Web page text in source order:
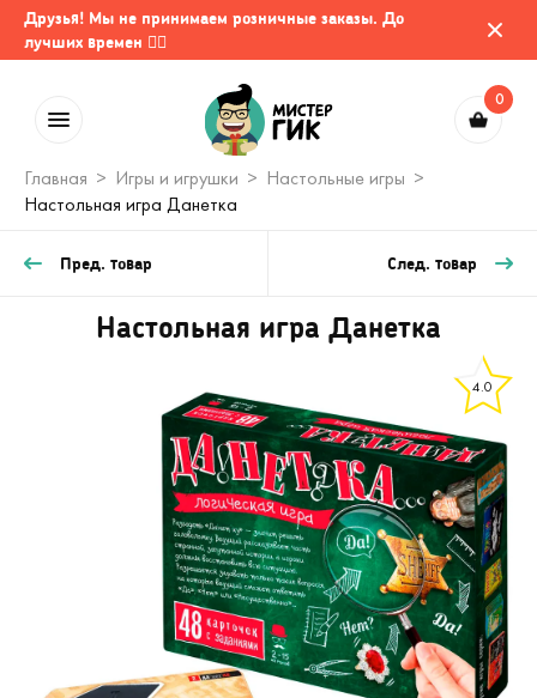
Друзья! Мы не принимаем розничные заказы. До
лучших времен 🤷‍♂️
0
Главная Игры и игрушки
Настольные игры
Настольная игра Данетка
Пред. товар След. товар
Настольная игра Данетка
4.0